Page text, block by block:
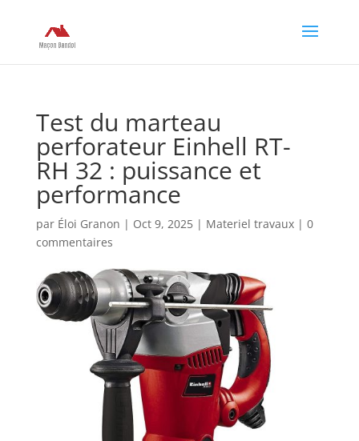
Test du marteau
perforateur Einhell RT-
RH 32 : puissance et
performance
par Éloi Granon | Oct 9, 2025| Materiel travaux| 0
commentaires